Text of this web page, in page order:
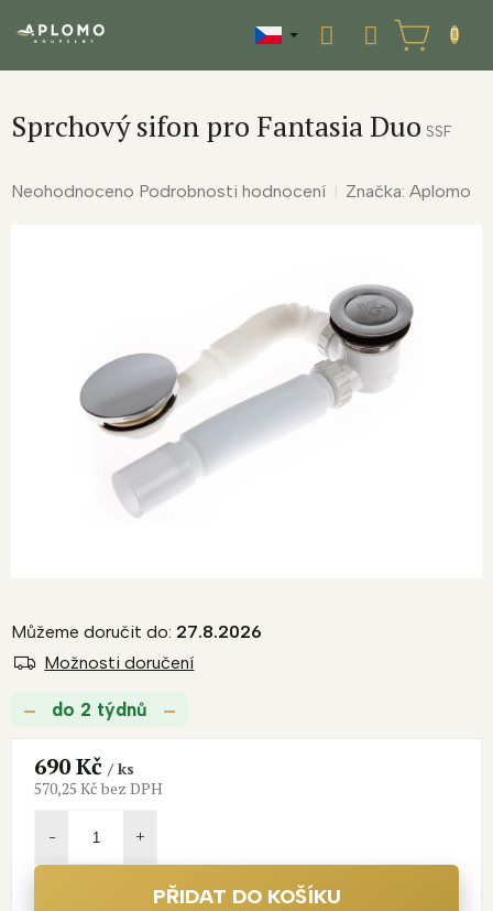
NÁKUPNÍ
KOŠÍK
Sprchový sifon pro Fantasia Duo SSF
Průměrné
Neohodnoceno Podrobnosti hodnocení Značka: Aplomo
do 2 týdnů
Můžeme doručit do: 27.8.2026
Možnosti doručení
690 Kč/ ks
570,25 Kč bez DPH
PŘIDAT DO KOŠÍKU